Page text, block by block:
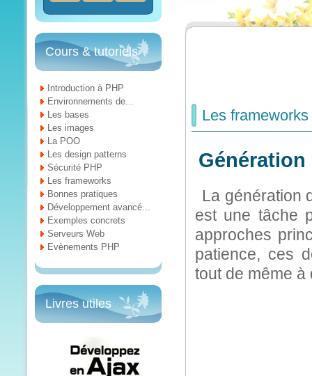
Les
Génération
La génération
est une tâche
approches
patience, ces
tout de même à
Cours & tutoriels
Introduction à PHP
Environnements de...
Les bases
Les images
La POO
Les design patterns
Sécurité PHP
Les frameworks
Bonnes pratiques
Développement avancé...
Exemples concrets
Serveurs Web
Evènements PHP
Livres utiles